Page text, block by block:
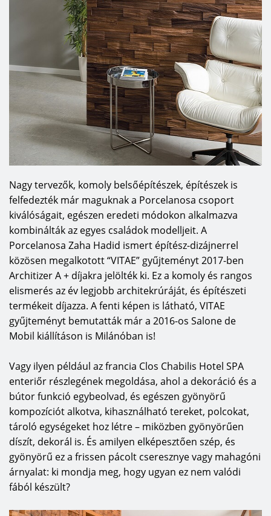
Nagy tervezők, komoly belsőépítészek, építészek is
felfedezték már maguknak a Porcelanosa csoport
kiválóságait, egészen eredeti módokon alkalmazva
kombinálták az egyes családok modelljeit. A
Porcelanosa Zaha Hadid ismert építész-dizájnerrel
közösen megalkotott “VITAE” gyűjteményt 2017-ben
Architizer A + díjakra jelölték ki. Ez a komoly és rangos
elismerés az év legjobb architekrúráját, és építészeti
termékeit díjazza. A fenti képen is látható, VITAE
gyűjteményt bemutatták már a 2016-os Salone de
Mobil kiállításon is Milánóban is!
Vagy ilyen például az francia Clos Chabilis Hotel SPA
enteriőr részlegének megoldása, ahol a dekoráció és a
bútor funkció egybeolvad, és egészen gyönyörű
kompozíciót alkotva, kihasználható tereket, polcokat,
tároló egységeket hoz létre – miközben gyönyörűen
díszít, dekorál is. És amilyen elképesztően szép, és
gyönyörű ez a frissen pácolt cseresznye vagy mahagóni
árnyalat: ki mondja meg, hogy ugyan ez nem valódi
fából készült?